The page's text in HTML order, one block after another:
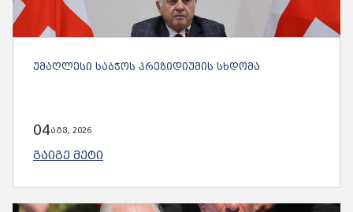
ᲣᲛᲐᲦᲚᲔᲡᲘ ᲡᲐᲑᲭᲝᲡ ᲞᲠᲔᲖᲘᲓᲘᲣᲛᲘᲡ ᲡᲮᲓᲝᲛᲐ
04აგვ, 2026
ᲒᲐᲘᲒᲔ ᲛᲔᲢᲘ